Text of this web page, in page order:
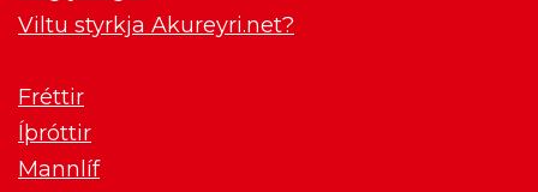
Viltu styrkja Akureyri.net?
Fréttir
Íþróttir
Mannlíf